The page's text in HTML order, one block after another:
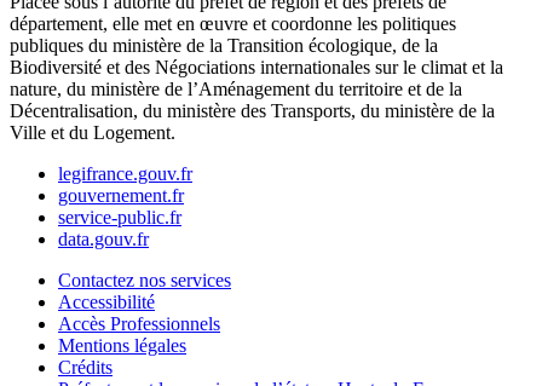
département, elle met en œuvre et coordonne les politiques
publiques du ministère de la Transition écologique, de la
Biodiversité et des Négociations internationales sur le climat et la
nature, du ministère de l’Aménagement du territoire et de la
Décentralisation, du ministère des Transports, du ministère de la
Ville et du Logement.
legifrance.gouv.fr
gouvernement.fr
service-public.fr
data.gouv.fr
Contactez nos services
Accessibilité
Accès Professionnels
Mentions légales
Crédits